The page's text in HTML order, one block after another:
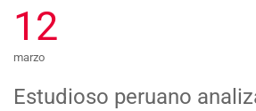
12
marzo
Estudioso peruano